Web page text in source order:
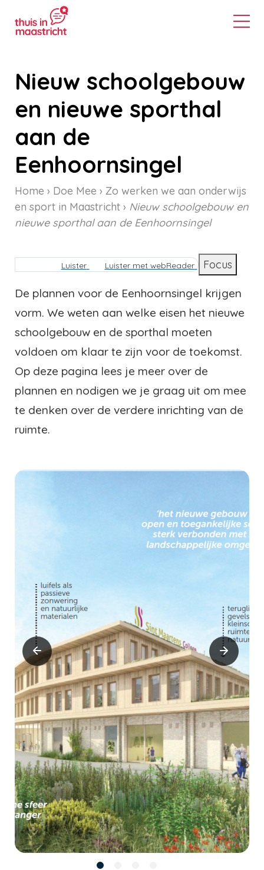
Nieuw schoolgebouw
en nieuwe sporthal
aan de
Eenhoornsingel
Kruimelpad
Home Doe Mee
Zo werken we aan onderwijs
en sport in Maastricht
Nieuw schoolgebouw en
nieuwe sporthal aan de Eenhoornsingel
Luister Luister met webReader Focus
De plannen voor de Eenhoornsingel krijgen
vorm. We weten aan welke eisen het nieuwe
schoolgebouw en de sporthal moeten
voldoen om klaar te zijn voor de toekomst.
Op deze pagina lees je meer over de
plannen en nodigen we je graag uit om mee
te denken over de verdere inrichting van de
ruimte.